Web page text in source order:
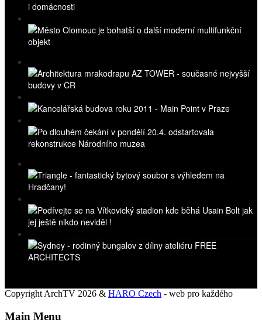
Copyright ArchTV 2026 & HARO Czech - web pro každého
Main Menu